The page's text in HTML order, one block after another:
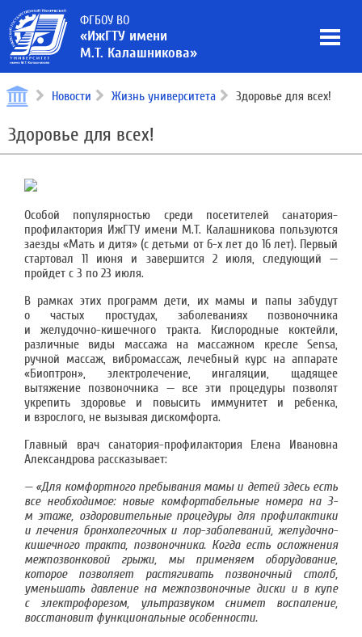
ФГБОУ ВО
«ИжГТУ имени
М.Т. Калашникова»
Новости Жизнь университета Здоровье для всех!
Здоровье для всех!
Особой популярностью среди посетителей санатория-
профилактория ИжГТУ имени М.Т. Калашникова пользуются
заезды «Мать и дитя» (с детьми от 6-х лет до 16 лет). Первый
стартовал 11 июня и завершится 2 июля, следующий —
пройдет с 3 по 23 июля.
В рамках этих программ дети, их мамы и папы забудут
о частых простудах, заболеваниях позвоночника
и желудочно-кишечного тракта. Кислородные коктейли,
различные виды массажа на массажном кресле Sensa,
ручной массаж, вибромассаж, лечебный курс на аппарате
«Биоптрон», электролечение, ингаляции, щадящее
вытяжение позвоночника — все эти процедуры позволят
укрепить здоровье и повысить иммунитет и ребенка,
и взрослого, не вызывая дискомфорта.
Главный врач санатория-профилактория Елена Ивановна
Александрова рассказывает:
— «Для комфортного пребывания мамы и детей здесь есть
все необходимое: новые комфортабельные номера на 3-
м этаже, оздоровительные процедуры для профилактики
и лечения бронхолегочных и лор-заболеваний, желудочно-
кишечного тракта, позвоночника. Когда есть осложнения
межпозвонковой грыжи, мы применяем оборудование,
которое позволяет растягивать позвоночный столб,
уменьшать давление на межпозвоночные диски и в купе
с электрофорезом, ультразвуком снимет воспаление,
восстановит функциональные особенности.